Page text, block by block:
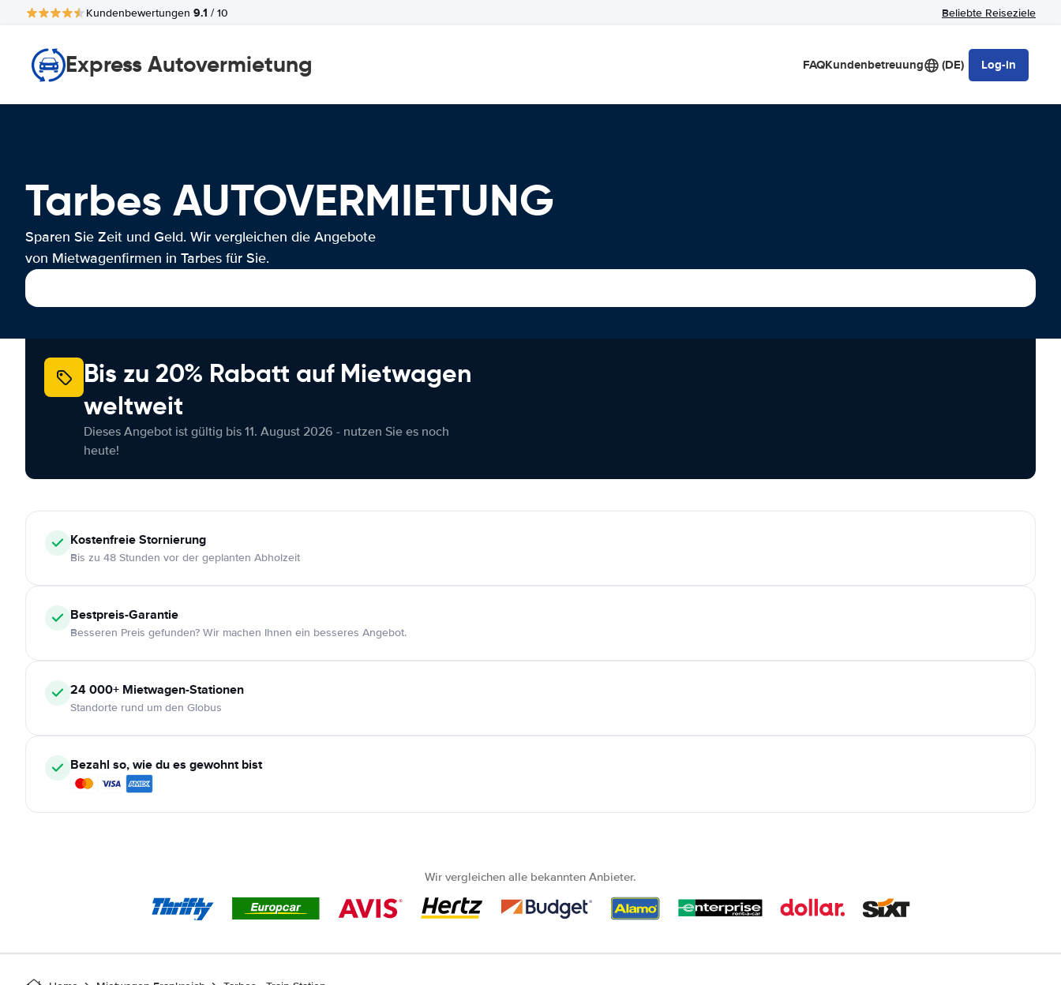
Kundenbewertungen 9.1 / 10 Beliebte Reiseziele
Express Autovermietung FAQKundenbetreuung (DE) Log-in
Tarbes AUTOVERMIETUNG
Sparen Sie Zeit und Geld. Wir vergleichen die Angebote
von Mietwagenfirmen in Tarbes für Sie.
Bis zu 20% Rabatt auf Mietwagen
weltweit
Dieses Angebot ist gültig bis 11. August 2026 - nutzen Sie es noch
heute!
KostenfreieStornierung
Bis zu 48 Stunden vor der geplanten Abholzeit
Bestpreis-Garantie
Besseren Preis gefunden? Wir machen Ihnen ein besseres Angebot.
24 000+ Mietwagen-Stationen
Standorte rund um den Globus
Bezahl so, wie du es gewohnt bist
Wir vergleichen alle bekannten Anbieter.